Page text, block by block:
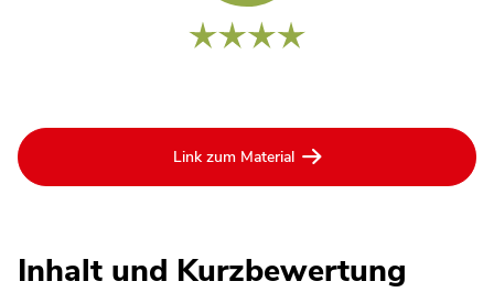
Link zum Material
Inhalt und Kurzbewertung